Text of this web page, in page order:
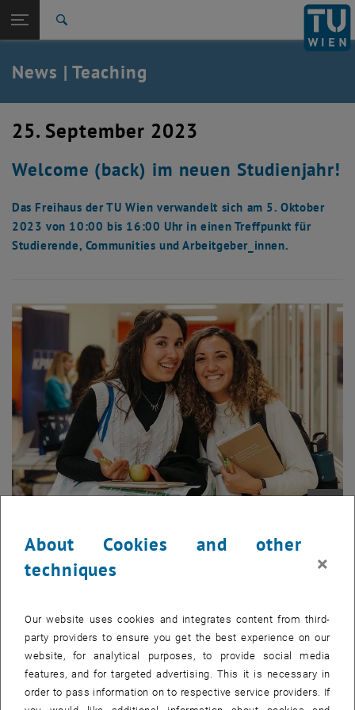
TU Login
Quicklinks
Toggle quicklinks menu
Studies
Career
Back: list subpages of parent page Studies
Back to:
Studies
News
News | Teaching
25. September 2023
Welcome (back) im neuen Studienjahr!
Das Freihaus der TU Wien verwandelt sich am 5. Oktober
2023 von 10:00 bis 16:00 Uhr in einen Treffpunkt für
Studierende, Communities und Arbeitgeber_innen.
© Philipp Lipiarski
1/2 images
Am 2. Oktober startet das Wintersemester 2023/24 an der TU
Wien. Speziell am Anfang ist es nicht immer leicht den Durchblick
zu wahren, denn die TU Wien bietet eine Vielzahl von
Studienmöglichkeiten und Angeboten für Studierende.
Um Studierenden die Möglichkeit zu geben, die TU Wien besser
About Cookies and other
techniques
×
Our website uses cookies and integrates content from third-
party providers to ensure you get the best experience on our
website, for analytical purposes, to provide social media
features, and for targeted advertising. This it is necessary in
order to pass information on to respective service providers. If